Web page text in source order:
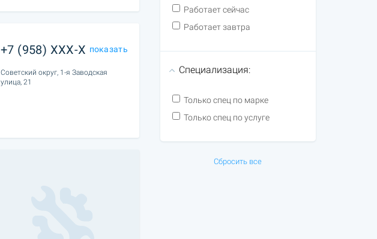
+7 (958) XXX-X показать
Советский округ, 1-я Заводская
улица, 21
Работает сейчас
Работает завтра
Специализация:
Только спец по марке
Только спец по услуге
Сбросить все